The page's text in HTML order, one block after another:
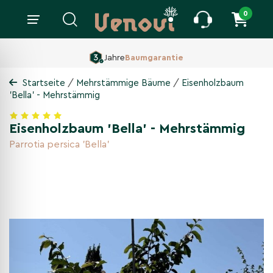
0
160 ha Baumschule,Seit 1860
Startseite / Mehrstämmige Bäume / Eisenholzbaum
'Bella' - Mehrstämmig
Eisenholzbaum 'Bella' - Mehrstämmig
Parrotia persica 'Bella'